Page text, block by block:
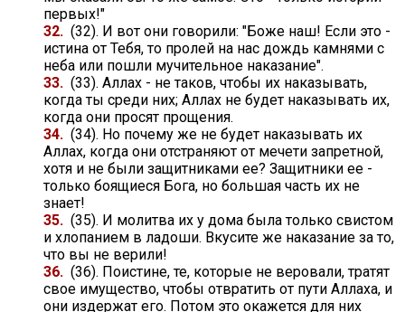
первых!"
32. (32). И вот они говорили: "Боже наш! Если это -
истина от Тебя, то пролей на нас дождь камнями с
неба или пошли мучительное наказание".
33. (33). Аллах - не таков, чтобы их наказывать,
когда ты среди них; Аллах не будет наказывать их,
когда они просят прощения.
34. (34). Но почему же не будет наказывать их
Аллах, когда они отстраняют от мечети запретной,
хотя и не были защитниками ее? Защитники ее -
только боящиеся Бога, но большая часть их не
знает!
35. (35). И молитва их у дома была только свистом
и хлопанием в ладоши. Вкусите же наказание за то,
что вы не верили!
36. (36). Поистине, те, которые не веровали, тратят
свое имущество, чтобы отвратить от пути Аллаха, и
они издержат его. Потом это окажется для них